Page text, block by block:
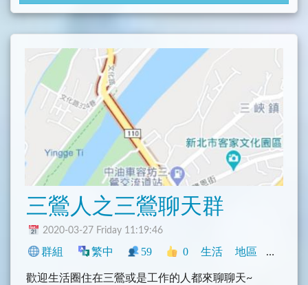
三鶯人之三鶯聊天群
2020-03-27 Friday 11:19:46
群組 繁中 59 0 生活 地區 中文圈
歡迎生活圈住在三鶯或是工作的人都來聊聊天~